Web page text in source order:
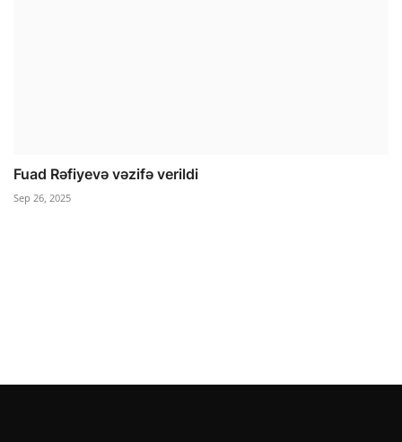
Fuad Rəfiyevə vəzifə verildi
Sep 26, 2025